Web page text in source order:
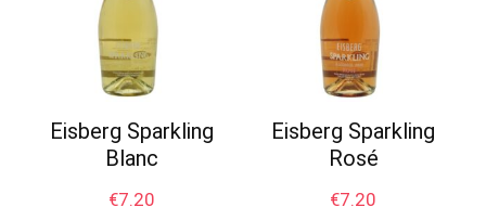
Eisberg Sparkling
Blanc
€7.20
Eisberg Sparkling
Rosé
€7.20